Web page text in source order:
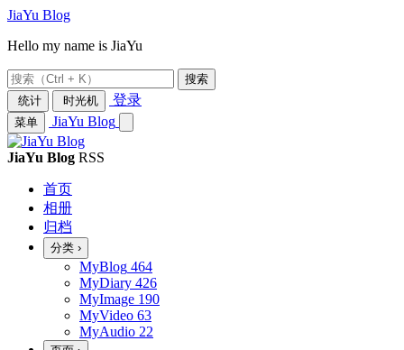
JiaYu Blog
Hello my name is JiaYu
搜索
统计
时光机 登录
菜单 JiaYu Blog
JiaYu Blog RSS
首页
相册
归档
分类 ›
MyBlog 464
MyDiary 426
MyImage 190
MyVideo 63
MyAudio 22